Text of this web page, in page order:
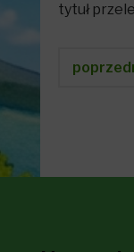
tytuł